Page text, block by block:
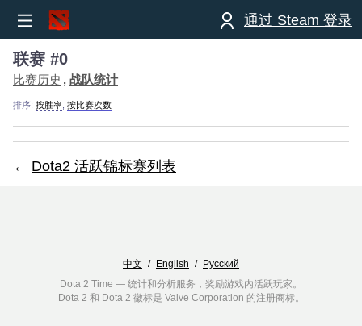
通过 Steam 登录
联赛 #0
比赛历史 战队统计
排序: 按胜率 按比赛次数
← Dota2 活跃锦标赛列表
中文 / English / Русский
Dota 2 Time — 统计和分析服务，奖励游戏内活跃玩家。
Dota 2 和 Dota 2 徽标是 Valve Corporation 的注册商标。